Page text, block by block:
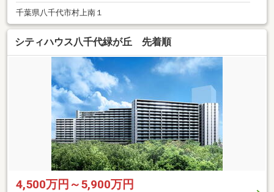
千葉県八千代市村上南１
シティハウス八千代緑が丘 先着順
4,500万円～5,900万円